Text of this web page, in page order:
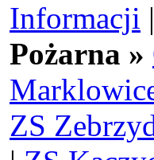
Informacji |
Pożarna »
ZS